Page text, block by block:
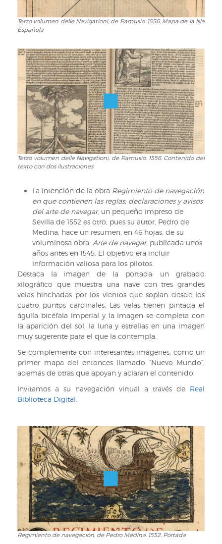
Terzo
volumen
Navigationi,
Ramusio.
1556.
Mapa
de
Española
Terzo volumen delle Navigationi, de Ramusio. 1556. Mapa de la Isla
Española
Terzo
volumen
Navigationi,
Ramusio.
1556.
Contenido
texto
dos
ilustraciones
Terzo volumen delle Navigationi, de Ramusio. 1556. Contenido del
texto con dos ilustraciones
La intención de la obra Regimiento de navegación
en que contienen las reglas, declaraciones y avisos
del arte de navegar, un pequeño impreso de
Sevilla de 1552 es otro, pues su autor, Pedro de
Medina, hace un resumen, en 46 hojas, de su
voluminosa obra, Arte de navegar, publicada unos
años antes en 1545. El objetivo era incluir
información valiosa para los pilotos.
Destaca la imagen de la portada: un grabado
xilográfico que muestra una nave con tres grandes
velas hinchadas por los vientos que soplan desde los
cuatro puntos cardinales. Las velas tienen pintada el
águila bicéfala imperial y la imagen se completa con
la aparición del sol, la luna y estrellas en una imagen
muy sugerente para el que la contempla.
Se complementa con interesantes imágenes, como un
primer mapa del entonces llamado “Nuevo Mundo”,
además de otras que apoyan y aclaran el contenido.
Invitamos a su navegación virtual a través de Real
Biblioteca Digital
Regimiento
Regimiento de navegación, de Pedro Medina. 1552. Portada